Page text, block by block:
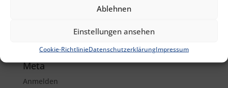
Ablehnen
Einstellungen ansehen
Cookie-RichtlinieDatenschutzerklärungImpressum
Meta
Anmelden